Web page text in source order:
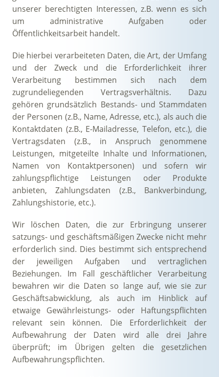
unserer berechtigten Interessen, z.B. wenn es sich
um administrative Aufgaben oder
Öffentlichkeitsarbeit handelt.
Die hierbei verarbeiteten Daten, die Art, der Umfang
und der Zweck und die Erforderlichkeit ihrer
Verarbeitung bestimmen sich nach dem
zugrundeliegenden Vertragsverhältnis. Dazu
gehören grundsätzlich Bestands- und Stammdaten
der Personen (z.B., Name, Adresse, etc.), als auch die
Kontaktdaten (z.B., E-Mailadresse, Telefon, etc.), die
Vertragsdaten (z.B., in Anspruch genommene
Leistungen, mitgeteilte Inhalte und Informationen,
Namen von Kontaktpersonen) und sofern wir
zahlungspflichtige Leistungen oder Produkte
anbieten, Zahlungsdaten (z.B., Bankverbindung,
Zahlungshistorie, etc.).
Wir löschen Daten, die zur Erbringung unserer
satzungs- und geschäftsmäßigen Zwecke nicht mehr
erforderlich sind. Dies bestimmt sich entsprechend
der jeweiligen Aufgaben und vertraglichen
Beziehungen. Im Fall geschäftlicher Verarbeitung
bewahren wir die Daten so lange auf, wie sie zur
Geschäftsabwicklung, als auch im Hinblick auf
etwaige Gewährleistungs- oder Haftungspflichten
relevant sein können. Die Erforderlichkeit der
Aufbewahrung der Daten wird alle drei Jahre
überprüft; im Übrigen gelten die gesetzlichen
Aufbewahrungspflichten.